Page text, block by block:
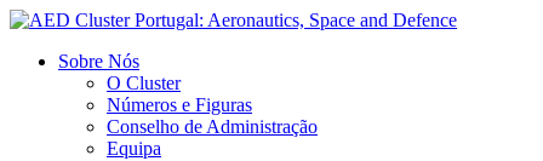
Sobre Nós
O Cluster
Números e Figuras
Conselho de Administração
Equipa